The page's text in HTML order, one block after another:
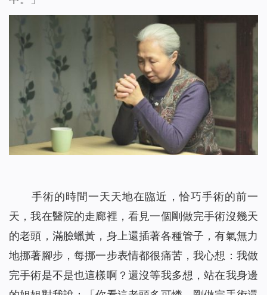
手術的時間一天天地在臨近，恰巧手術的前一
天，我在醫院的走廊裡，看見一個剛做完手術沒幾天
的老頭，滿臉蠟黃，身上還插著各種管子，有氣無力
地挪著腳步，每挪一步表情都很痛苦，我心想：我做
完手術是不是也這樣啊？還沒等我多想，站在我身邊